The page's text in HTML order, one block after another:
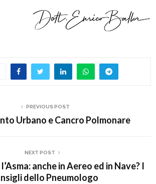
PREVIOUS POST
Urbano e Cancro Polmonare
NEXT POST
anche in Aereo ed in Nave? I
dello Pneumologo